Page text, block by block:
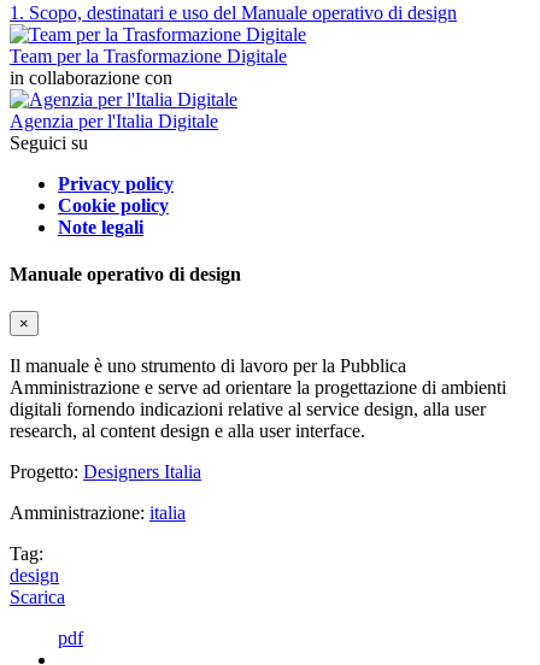
1. Scopo, destinatari e uso del Manuale operativo di design
Team per la Trasformazione Digitale
in collaborazione con
Agenzia per l'Italia Digitale
Seguici su
Privacy policy
Cookie policy
Note legali
Manuale operativo di design
×
Il manuale è uno strumento di lavoro per la Pubblica
Amministrazione e serve ad orientare la progettazione di ambienti
digitali fornendo indicazioni relative al service design, alla user
research, al content design e alla user interface.
Progetto: Designers Italia
Amministrazione: italia
Tag:
design
Scarica
pdf